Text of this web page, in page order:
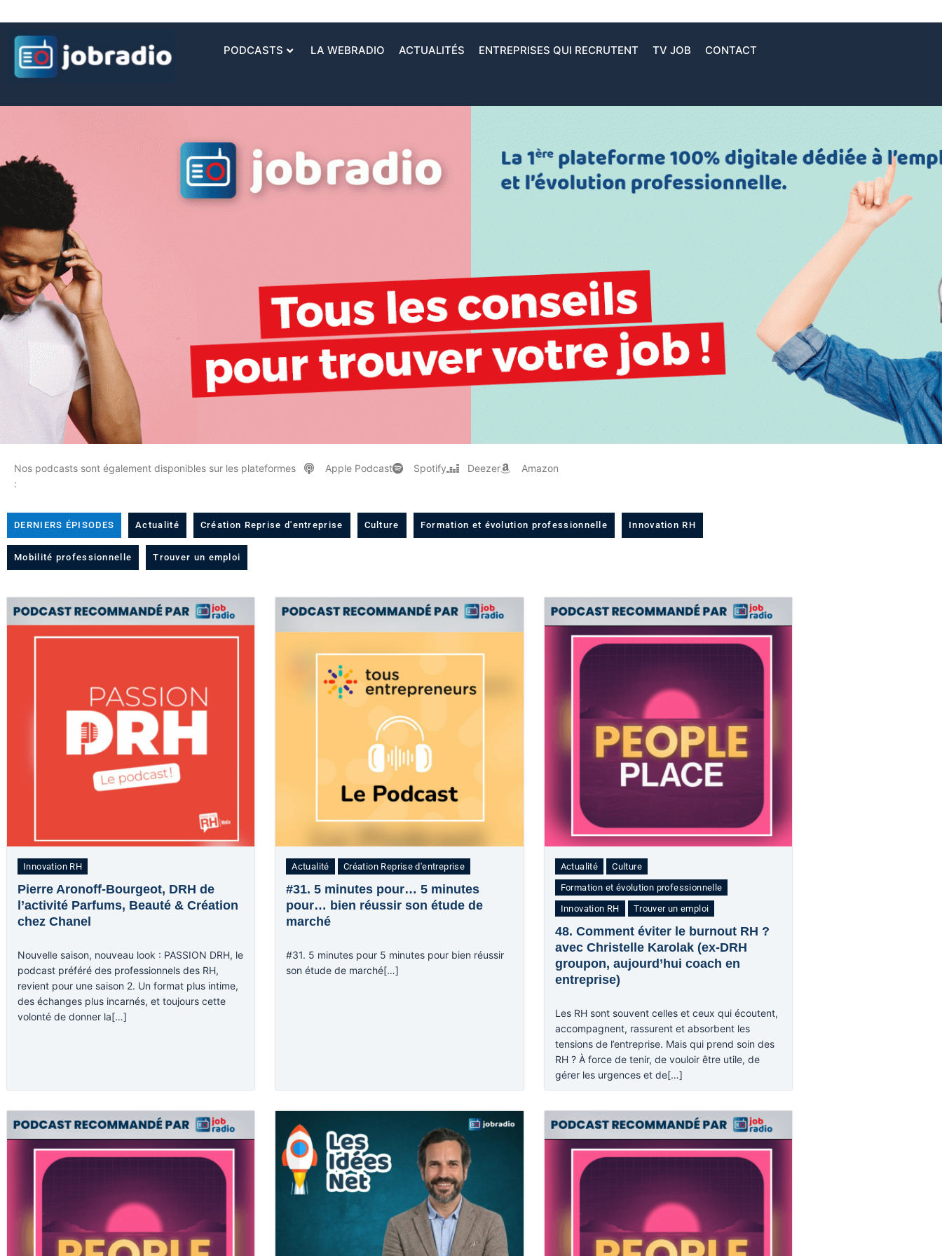
PODCASTS LA WEBRADIO ACTUALITÉS ENTREPRISES QUI RECRUTENT TV JOB CONTACT
Nos podcasts sont également disponibles sur les plateformes
:
Apple Podcast Spotify Deezer Amazon
DERNIERS ÉPISODES Actualité Création Reprise d'entreprise Culture Formation et évolution professionnelle Innovation RH
Mobilité professionnelle Trouver un emploi
Innovation RH
Pierre Aronoff-Bourgeot, DRH de
l’activité Parfums, Beauté & Création
chez Chanel
Nouvelle saison, nouveau look : PASSION DRH, le
podcast préféré des professionnels des RH,
revient pour une saison 2. Un format plus intime,
des échanges plus incarnés, et toujours cette
volonté de donner la[…]
Actualité Création Reprise d'entreprise
#31. 5 minutes pour… 5 minutes
pour… bien réussir son étude de
marché
#31. 5 minutes pour 5 minutes pour bien réussir
son étude de marché[…]
Actualité
Culture
Formation et évolution professionnelle
Innovation RH
Trouver un emploi
48. Comment éviter le burnout RH ?
avec Christelle Karolak (ex-DRH
groupon, aujourd’hui coach en
entreprise)
Les RH sont souvent celles et ceux qui écoutent,
accompagnent, rassurent et absorbent les
tensions de l’entreprise. Mais qui prend soin des
RH ? À force de tenir, de vouloir être utile, de
gérer les urgences et de[…]